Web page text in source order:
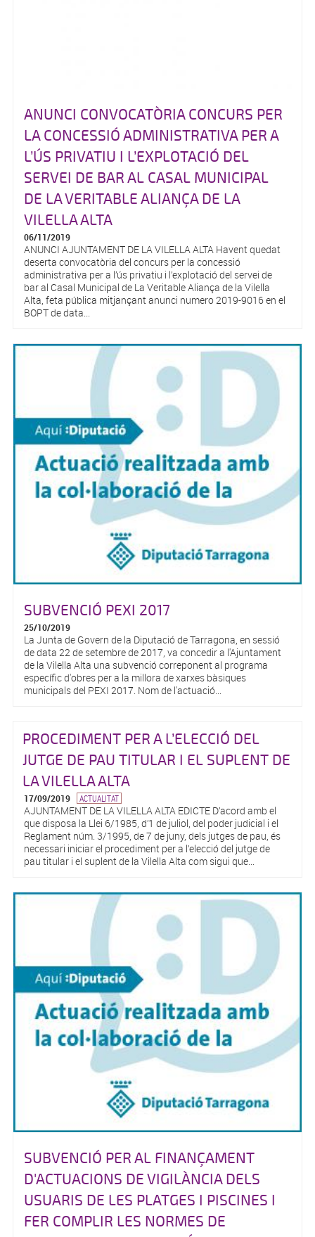
ANUNCI CONVOCATÒRIA CONCURS PER
LA CONCESSIÓ ADMINISTRATIVA PER A
L’ÚS PRIVATIU I L’EXPLOTACIÓ DEL
SERVEI DE BAR AL CASAL MUNICIPAL
DE LA VERITABLE ALIANÇA DE LA
VILELLA ALTA
06/11/2019
ANUNCI AJUNTAMENT DE LA VILELLA ALTA Havent quedat
deserta convocatòria del concurs per la concessió
administrativa per a l’ús privatiu i l’explotació del servei de
bar al Casal Municipal de La Veritable Aliança de la Vilella
Alta, feta pública mitjançant anunci numero 2019-9016 en el
BOPT de data...
SUBVENCIÓ PEXI 2017
25/10/2019
La Junta de Govern de la Diputació de Tarragona, en sessió
de data 22 de setembre de 2017, va concedir a l'Ajuntament
de la Vilella Alta una subvenció correponent al programa
específic d'obres per a la millora de xarxes bàsiques
municipals del PEXI 2017. Nom de l'actuació...
PROCEDIMENT PER A L’ELECCIÓ DEL
JUTGE DE PAU TITULAR I EL SUPLENT DE
LA VILELLA ALTA
17/09/2019 ACTUALITAT
AJUNTAMENT DE LA VILELLA ALTA EDICTE D’acord amb el
que disposa la Llei 6/1985, d’1 de juliol, del poder judicial i el
Reglament núm. 3/1995, de 7 de juny, dels jutges de pau, és
necessari iniciar el procediment per a l’elecció del jutge de
pau titular i el suplent de la Vilella Alta com sigui que...
SUBVENCIÓ PER AL FINANÇAMENT
D'ACTUACIONS DE VIGILÀNCIA DELS
USUARIS DE LES PLATGES I PISCINES I
FER COMPLIR LES NORMES DE